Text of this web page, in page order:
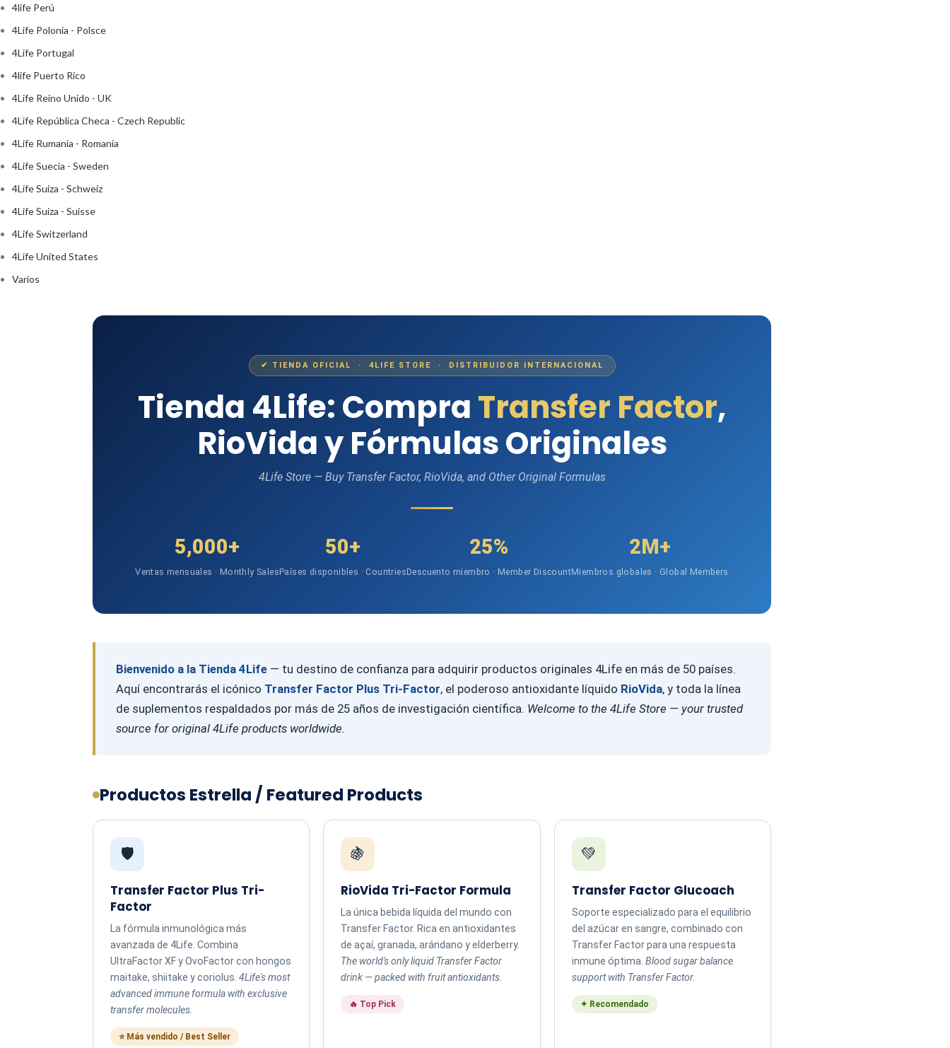
4life Perú
4Life Polonia - Polsce
4Life Portugal
4life Puerto Rico
4Life Reino Unido - UK
4Life República Checa - Czech Republic
4Life Rumania - Romania
4Life Suecia - Sweden
4Life Suiza - Schweiz
4Life Suiza - Suisse
4Life Switzerland
4Life United States
Varios
✔ TIENDA OFICIAL · 4LIFE STORE · DISTRIBUIDOR INTERNACIONAL
Tienda 4Life: Compra Transfer Factor,
RioVida y Fórmulas Originales
4Life Store — Buy Transfer Factor, RioVida, and Other Original Formulas
5,000+
Ventas mensuales · Monthly Sales
50+
Países disponibles · Countries
25%
Descuento miembro · Member Discount
2M+
Miembros globales · Global Members
Bienvenido a la Tienda 4Life— tu destino de confianza para adquirir productos originales 4Life en más de 50 países.
Aquí encontrarás el icónico Transfer Factor Plus Tri-Factor, el poderoso antioxidante líquido RioVida, y toda la línea
de suplementos respaldados por más de 25 años de investigación científica. Welcome to the 4Life Store — your trusted
source for original 4Life products worldwide.
Productos Estrella / Featured Products
🛡️
Transfer Factor Plus Tri-
Factor
La fórmula inmunológica más
avanzada de 4Life. Combina
UltraFactor XF y OvoFactor con hongos
maitake, shiitake y coriolus. 4Life's most
advanced immune formula with exclusive
transfer molecules.
⭐ Más vendido / Best Seller
🍇
RioVida Tri-Factor Formula
La única bebida líquida del mundo con
Transfer Factor. Rica en antioxidantes
de açaí, granada, arándano y elderberry.
The world's only liquid Transfer Factor
drink — packed with fruit antioxidants.
🔥 Top Pick
💚
Transfer Factor Glucoach
Soporte especializado para el equilibrio
del azúcar en sangre, combinado con
Transfer Factor para una respuesta
inmune óptima. Blood sugar balance
support with Transfer Factor.
✦ Recomendado